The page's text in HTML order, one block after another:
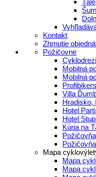
Tále
Kontakt
Zhrnutie
Požičovne
Mobilná
Mobilná
Villa
Hradisko,
Hotel
Hotel
Kúria na
Mapa
Mapa
Mapa